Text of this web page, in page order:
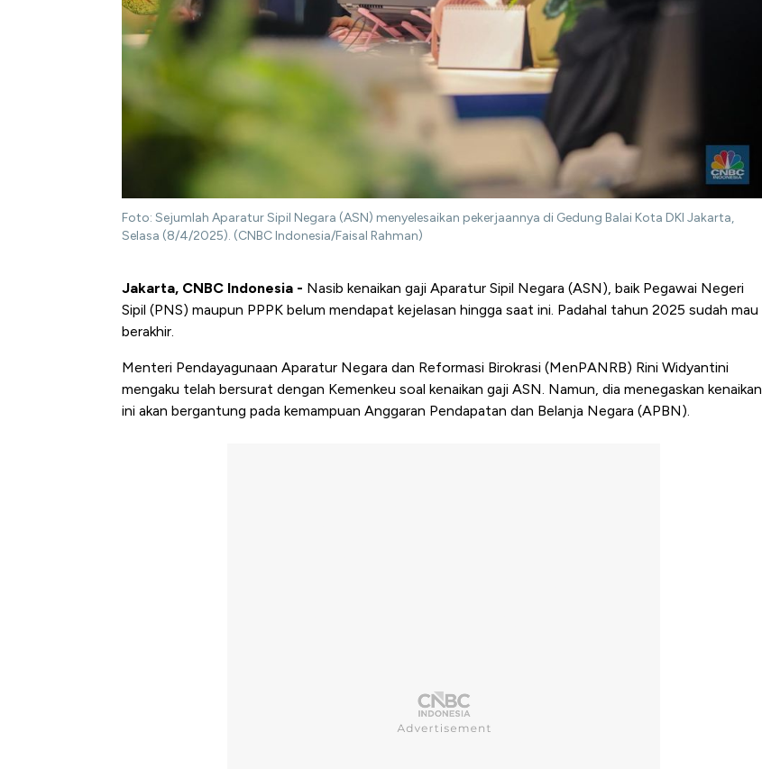
Foto: Sejumlah Aparatur Sipil Negara (ASN) menyelesaikan pekerjaannya di Gedung Balai Kota DKI Jakarta,
Selasa (8/4/2025). (CNBC Indonesia/Faisal Rahman)
Jakarta, CNBC Indonesia - Nasib kenaikan gaji Aparatur Sipil Negara (ASN), baik Pegawai Negeri
Sipil (PNS) maupun PPPK belum mendapat kejelasan hingga saat ini. Padahal tahun 2025 sudah mau
berakhir.
Menteri Pendayagunaan Aparatur Negara dan Reformasi Birokrasi (MenPANRB) Rini Widyantini
mengaku telah bersurat dengan Kemenkeu soal kenaikan gaji ASN. Namun, dia menegaskan kenaikan
ini akan bergantung pada kemampuan Anggaran Pendapatan dan Belanja Negara (APBN).